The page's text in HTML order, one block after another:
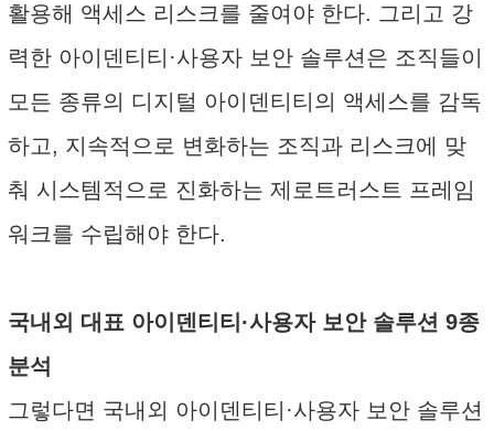
활용해 액세스 리스크를 줄여야 한다. 그리고 강
력한 아이덴티티·사용자 보안 솔루션은 조직들이
모든 종류의 디지털 아이덴티티의 액세스를 감독
하고, 지속적으로 변화하는 조직과 리스크에 맞
춰 시스템적으로 진화하는 제로트러스트 프레임
워크를 수립해야 한다.
국내외 대표 아이덴티티·사용자 보안 솔루션 9종
분석
그렇다면 국내외 아이덴티티·사용자 보안 솔루션